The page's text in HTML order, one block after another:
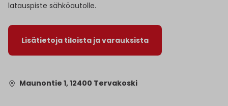
latauspiste sähköautolle.
Lisätietoja tiloista ja varauksista
Maunontie 1, 12400 Tervakoski